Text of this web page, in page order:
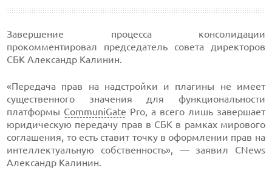
Завершение процесса консолидации
прокомментировал председатель совета директоров
СБК Александр Калинин.
«Передача прав на надстройки и плагины не имеет
существенного значения для функциональности
платформы CommuniGate Pro, а всего лишь завершает
юридическую передачу прав в СБК в рамках мирового
соглашения, то есть ставит точку в оформлении прав на
интеллектуальную собственность», — заявил CNews
Александр Калинин.